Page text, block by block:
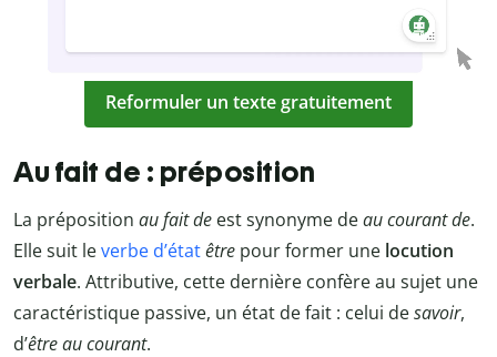
Reformuler un texte gratuitement
Au fait de : préposition
La préposition au fait de est synonyme deau courant de.
Elle suit leverbe d’étatêtre pour former une locution
verbale. Attributive, cette dernière confère au sujet une
caractéristique passive, un état de fait : celui desavoir,
d’être au courant.